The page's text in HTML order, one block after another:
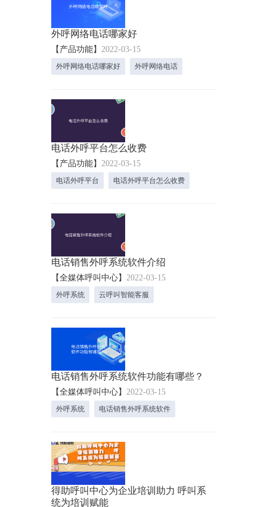
外呼网络电话哪家好
【产品功能】 2022-03-15
外呼网络电话哪家好 外呼网络电话
电话外呼平台怎么收费
【产品功能】 2022-03-15
电话外呼平台 电话外呼平台怎么收费
电话销售外呼系统软件介绍
【全媒体呼叫中心】 2022-03-15
外呼系统 云呼叫智能客服
电话销售外呼系统软件功能有哪些？
【全媒体呼叫中心】 2022-03-15
外呼系统 电话销售外呼系统软件
得助呼叫中心为企业培训助力 呼叫系
统为培训赋能